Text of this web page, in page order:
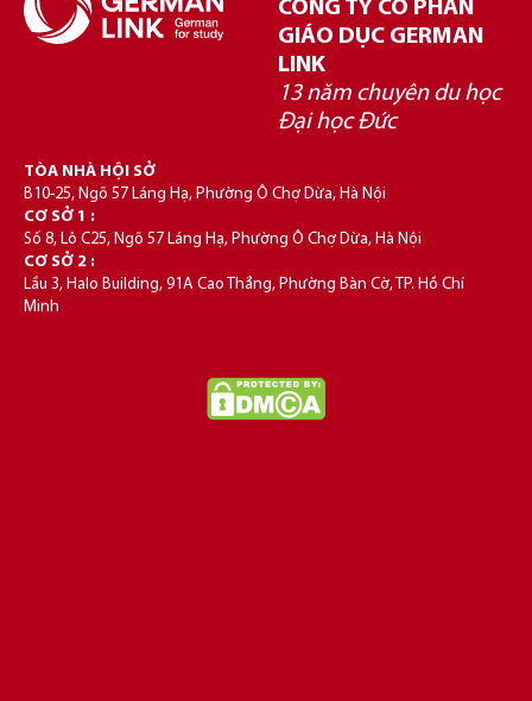
CÔNG TY CỔ PHẦN
GIÁO DỤC GERMAN
LINK
13 năm chuyên du học
Đại học Đức
TÒA NHÀ HỘI SỞ
B10-25, Ngõ 57 Láng Hạ, Phường Ô Chợ Dừa, Hà Nội
CƠ SỞ 1 :
Số 8, Lô C25, Ngõ 57 Láng Hạ, Phường Ô Chợ Dừa, Hà Nội
CƠ SỞ 2 :
Lầu 3, Halo Building, 91A Cao Thắng, Phường Bàn Cờ, TP. Hồ Chí
Minh